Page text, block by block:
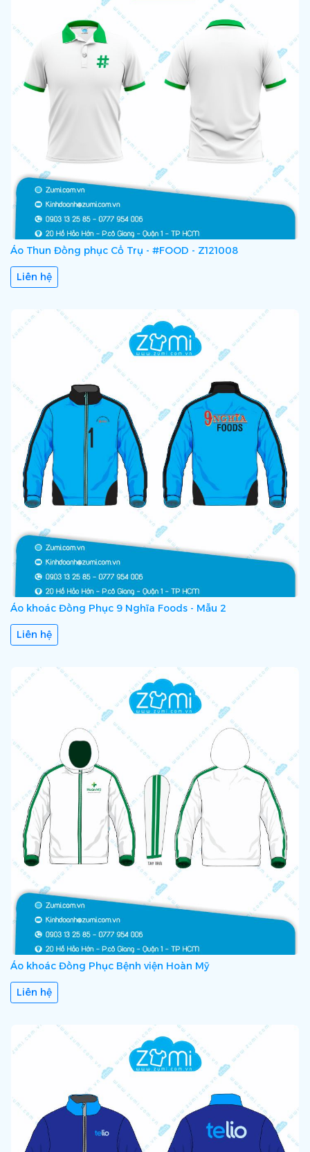
Áo Thun Đồng phục Cổ Trụ - #FOOD - Z121008
Liên hệ
Áo khoác Đồng Phục 9 Nghĩa Foods - Mẫu 2
Liên hệ
Áo khoác Đồng Phục Bệnh viện Hoàn Mỹ
Liên hệ